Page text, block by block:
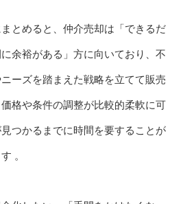
とめると、仲介売却は「できるだ
余裕がある」方に向いており、不
ーズを踏まえた戦略を立てて販売
格や条件の調整が比較的柔軟に可
つかるまでに時間を要することが
。